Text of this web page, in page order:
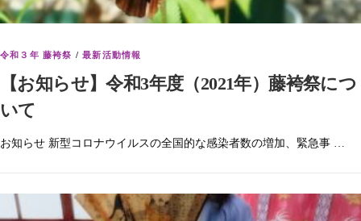
令和３年 藤袴祭 /最新活動情報
【お知らせ】令和3年度（2021年）藤袴祭につ
いて
お知らせ 新型コロナウイルスの全国的な感染者数の増加、緊急事 …